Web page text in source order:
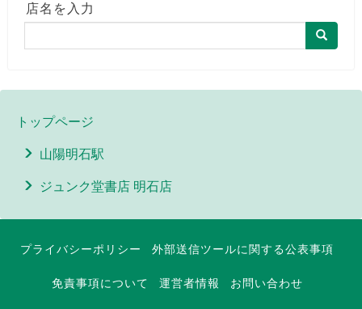
店名を入力
トップページ
山陽明石駅
ジュンク堂書店 明石店
プライバシーポリシー 外部送信ツールに関する公表事項
免責事項について 運営者情報 お問い合わせ